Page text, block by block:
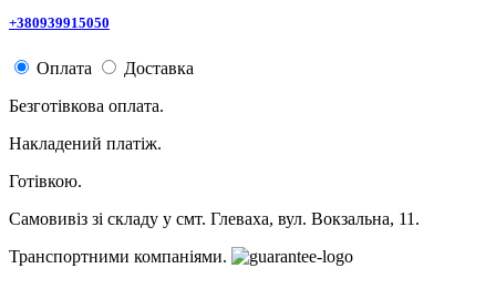
+380939915050
Оплата
Доставка
Безготівкова оплата.
Накладений платіж.
Готівкою.
Самовивіз зі складу у смт. Глеваха, вул. Вокзальна, 11.
Транспортними компаніями.